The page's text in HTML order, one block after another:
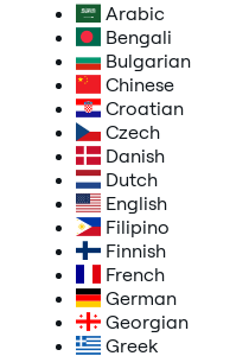
Arabic
Bengali
Bulgarian
Chinese
Croatian
Czech
Danish
Dutch
English
Filipino
Finnish
French
German
Georgian
Greek